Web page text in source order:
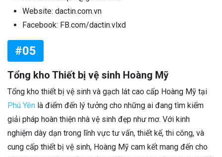
Website: dactin.com.vn
Facebook: FB.com/dactin.vlxd
#05
Tổng kho Thiết bị vệ sinh Hoàng Mỹ
Tổng kho thiết bị vệ sinh và gạch lát cao cấp Hoàng Mỹ tại
Phú Yên là điểm đến lý tưởng cho những ai đang tìm kiếm
giải pháp hoàn thiện nhà vệ sinh đẹp như mơ. Với kinh
nghiệm dày dạn trong lĩnh vực tư vấn, thiết kế, thi công, và
cung cấp thiết bị vệ sinh, Hoàng Mỹ cam kết mang đến cho